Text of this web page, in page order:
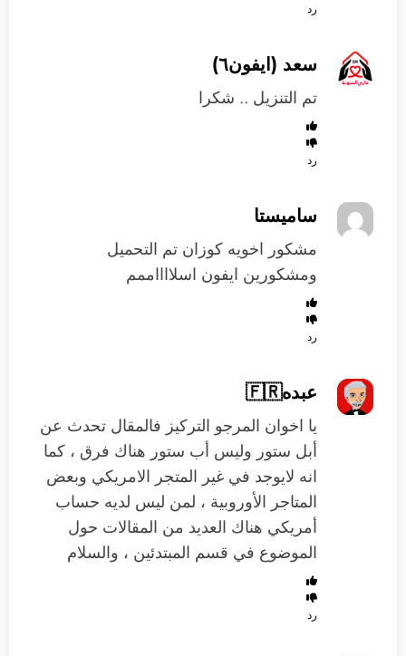
رد
سعد (ايفون٦)
تم التنزيل .. شكرا
رد
ساميستا
مشكور اخويه كوزان تم التحميل
ومشكورين ايفون اسلااااممم
رد
عبده🇫🇷
يا اخوان المرجو التركيز فالمقال تحدث عن
أبل ستور وليس أب ستور هناك فرق ، كما
انه لايوجد في غير المتجر الامريكي وبعض
المتاجر الأوروبية ، لمن ليس لديه حساب
أمريكي هناك العديد من المقالات حول
الموضوع في قسم المبتدئين ، والسلام
رد